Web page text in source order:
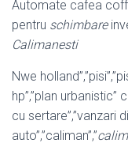
Automate cafea
pentru schimbare
Calimanesti
Nwe
hp”,”plan urbanistic”
cu sertare”,”vanzari
auto”,”caliman”,”